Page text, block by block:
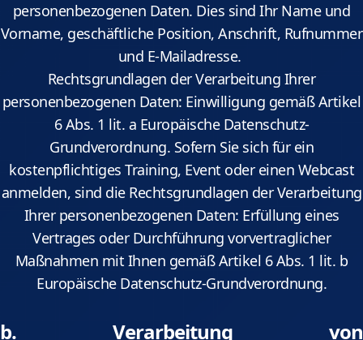
personenbezogenen Daten. Dies sind Ihr Name und
Vorname, geschäftliche Position, Anschrift, Rufnummer
und E-Mailadresse.
Rechtsgrundlagen der Verarbeitung Ihrer
personenbezogenen Daten: Einwilligung gemäß Artikel
6 Abs. 1 lit. a Europäische Datenschutz-
Grundverordnung. Sofern Sie sich für ein
kostenpflichtiges Training, Event oder einen Webcast
anmelden, sind die Rechtsgrundlagen der Verarbeitung
Ihrer personenbezogenen Daten: Erfüllung eines
Vertrages oder Durchführung vorvertraglicher
Maßnahmen mit Ihnen gemäß Artikel 6 Abs. 1 lit. b
Europäische Datenschutz-Grundverordnung.
b. Verarbeitung von